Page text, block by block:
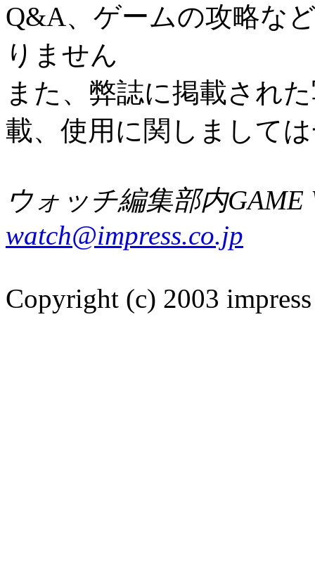
Q&A、ゲームの攻略な
りません
また、弊誌に掲載され
載、使用に関しまして
ウォッチ編集部内GAME
watch@impress.co.jp
Copyright (c) 2003